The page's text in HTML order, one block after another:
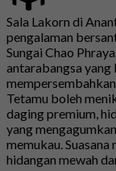
Sala Lakorn di
pengalaman
Sungai Chao
antarabangsa yang
Tetamu boleh
daging premium,
yang
memukau.
hidangan mewah